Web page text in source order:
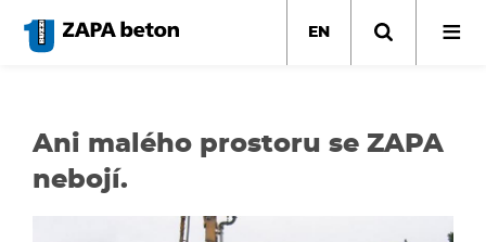
main
EN
Ani malého prostoru se ZAPA
nebojí.